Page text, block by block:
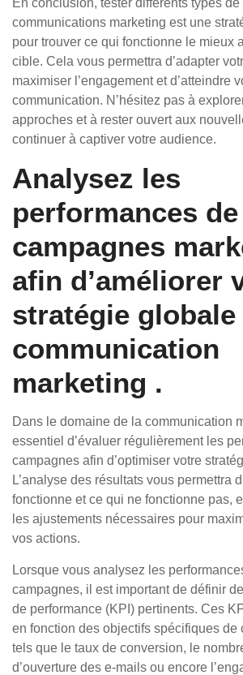
En conclusion, tester différents types
communications marketing est une
pour trouver ce qui fonctionne le mieux
cible. Cela vous permettra d’adapter
maximiser l’engagement et d’atteindre
communication. N’hésitez pas à
approches et à rester ouvert aux
continuer à captiver votre audience.
Analysez les
performances
campagnes
afin d’améliorer
stratégie globale
communication
marketing .
Dans le domaine de la communication
essentiel d’évaluer régulièrement les
campagnes afin d’optimiser votre
L’analyse des résultats vous permettra
fonctionne et ce qui ne fonctionne pas,
les ajustements nécessaires pour
vos actions.
Lorsque vous analysez les
campagnes, il est important de définir
de performance (KPI) pertinents. Ces
en fonction des objectifs spécifiques de
tels que le taux de conversion, le
d’ouverture des e-mails ou encore